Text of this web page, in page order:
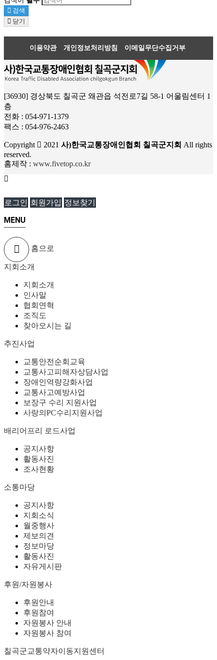
검색
닫기
이용약관 개인정보처리방침 이메일무단수집거부
[36930] 경상북도 칠곡군 왜관읍 석전로7길 58-1 어울림센터 1
층
전화 : 054-971-1379
팩스 : 054-976-2463
Copyright 2021 사)한국교통장애인협회 칠곡군지회 All rights
reserved.
홈제작 : www.fivetop.co.kr
로그인 회원가입 정보찾기
MENU
홈으로
지회소개
지회소개
인사말
협회연혁
조직도
찾아오시는 길
추진사업
교통안전순회교육
교통사고피해자상담사업
장애인역량강화사업
교통사고예방사업
보장구 수리 지원사업
사랑의PC수리지원사업
배리어프리 로드사업
공지사항
활동사진
조사현황
소통마당
공지사항
지회소식
월중행사
제보의견
정보마당
활동사진
자유게시판
후원/자원봉사
후원안내
후원참여
자원봉사 안내
자원봉사 참여
칠곡군교통약자이동지원센터